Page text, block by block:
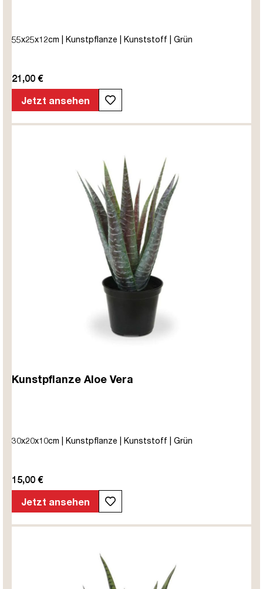
55x25x12cm | Kunstpflanze | Kunststoff | Grün
21,00 €
Jetzt ansehen
Kunstpflanze Aloe Vera
30x20x10cm | Kunstpflanze | Kunststoff | Grün
15,00 €
Jetzt ansehen